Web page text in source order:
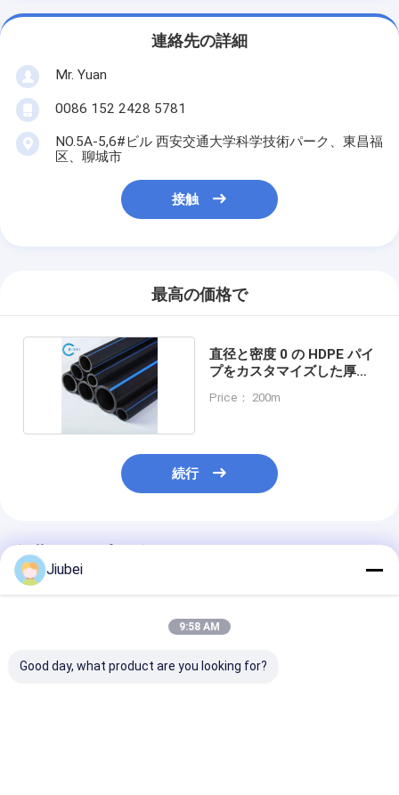
連絡先の詳細
Mr. Yuan
0086 152 2428 5781
NO.5A-5,6#ビル 西安交通大学科学技術パーク、東昌福
区、聊城市
接触
最高の価格で
直径と密度 0 の HDPE パイ
プをカスタマイズした厚さ
Price： 200m
続行
推薦されたプロダクト
Jiubei
9:58 AM
Good day, what product are you looking for?